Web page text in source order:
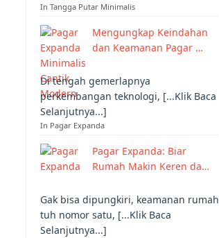
In Tangga Putar Minimalis
Mengungkap Keindahan
dan Keamanan Pagar …
Di tengah gemerlapnya
perkembangan teknologi, [...Klik Baca
Selanjutnya...]
In Pagar Expanda
Pagar Expanda: Biar
Rumah Makin Keren da…
Gak bisa dipungkiri, keamanan rumah
tuh nomor satu, [...Klik Baca
Selanjutnya...]